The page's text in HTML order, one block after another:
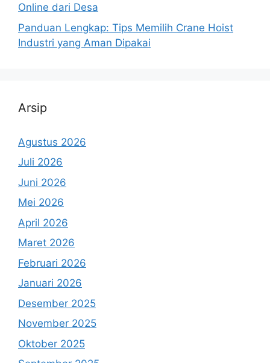
Online dari Desa
Panduan Lengkap: Tips Memilih Crane Hoist
Industri yang Aman Dipakai
Arsip
Agustus 2026
Juli 2026
Juni 2026
Mei 2026
April 2026
Maret 2026
Februari 2026
Januari 2026
Desember 2025
November 2025
Oktober 2025